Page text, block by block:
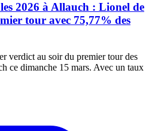
2026 à Allauch : Lionel de
tour avec 75,77% des
verdict au soir du premier tour des
ce dimanche 15 mars. Avec un taux